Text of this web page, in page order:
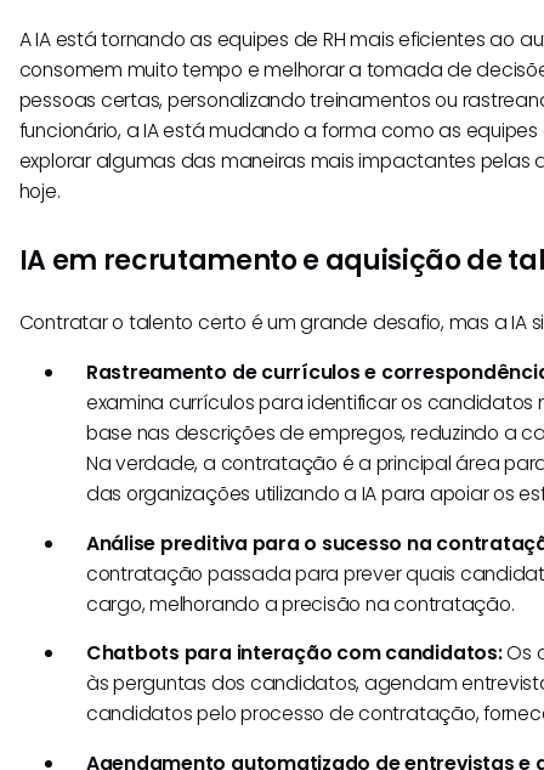
A IA está tornando as equipes de RH mais eficientes ao
consomem muito tempo e melhorar a tomada de
pessoas certas, personalizando treinamentos ou
funcionário, a IA está mudando a forma como as equipes
explorar algumas das maneiras mais impactantes pelas
hoje.
IA em recrutamento e aquisição de
Contratar o talento certo é um grande desafio, mas a IA
Rastreamento de currículos e
examina currículos para identificar os
base nas descrições de empregos, reduzindo a
Na verdade, a contratação é a principal área
das organizações utilizando a IA para apoiar os
Análise preditiva para o sucesso na
contratação passada para prever quais
cargo, melhorando a precisão na contratação.
Chatbots para interação com candidatos:Os
às perguntas dos candidatos, agendam
candidatos pelo processo de contratação,
Agendamento automatizado de entrevistas e